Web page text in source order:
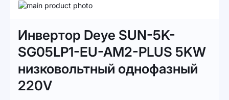
Пропустить
к
галереям
изображений
началу
галереи
изображений
Инвертор Deye SUN-5K-
SG05LP1-EU-AM2-PLUS 5KW
низковольтный однофазный
220V